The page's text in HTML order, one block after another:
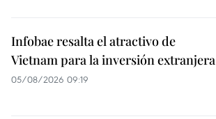
Infobae resalta el atractivo de
Vietnam para la inversión extranjera
05/08/2026 09:19